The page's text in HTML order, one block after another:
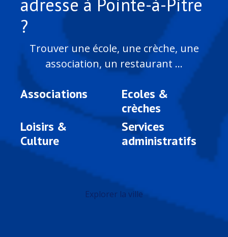
?
Trouver une école, une crèche, une
association, un restaurant ...
Associations
Ecoles &
crèches
Loisirs &
Culture
Services
administratifs
Explorer la ville